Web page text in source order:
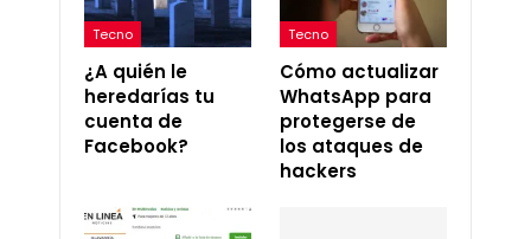
Tecno
¿A quién le
heredarías tu
cuenta de
Facebook?
Tecno
Cómo actualizar
WhatsApp para
protegerse de
los ataques de
hackers